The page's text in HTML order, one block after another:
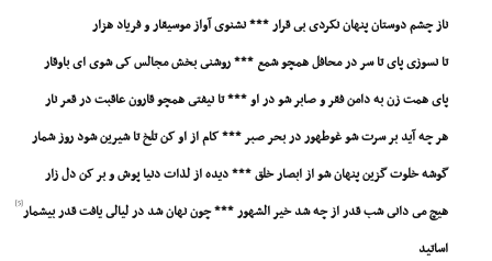
ناز چشم دوستان پنهان نکردى بى قرار *** نشنوى آواز موسیقار و فریاد هزار
تا نسوزى پاى تا سر در محافل همچو شمع *** روشنى بخش مجالس کى شوى اى باوقار
پاى همت زن به دامن فقر و صابر شو در او *** تا نیفتى همچو قارون عاقبت در قعر نار
هر چه آید بر سرت شو غوطهور در بحر صبر *** کام از او کن تلخ تا شیرین شود روز شمار
گوشه خلوت گزین پنهان شو از ابصار خلق *** دیده از لذات دنیا پوش و بر کن دل زار
هیچ مى دانى شب قدر از چه شد خیر الشهور *** چون نهان شد در لیالى یافت قدر بیشمار[5]
اساتید